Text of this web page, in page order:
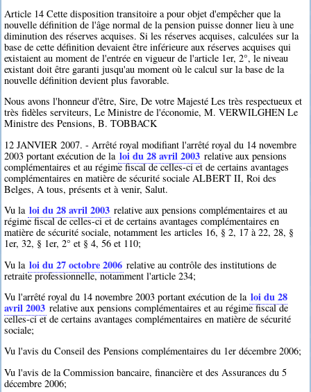
Article 14 Cette disposition transitoire a pour objet d'empêcher que la
nouvelle définition de l'âge normal de la pension puisse donner lieu à une
diminution des réserves acquises. Si les réserves acquises, calculées sur la
base de cette définition devaient être inférieure aux réserves acquises qui
existaient au moment de l'entrée en vigueur de l'article 1er, 2°, le niveau
existant doit être garanti jusqu'au moment où le calcul sur la base de la
nouvelle définition devient plus favorable.
Nous avons l'honneur d'être, Sire, De votre Majesté Les très respectueux et
très fidèles serviteurs, Le Ministre de l'économie, M. VERWILGHEN Le
Ministre des Pensions, B. TOBBACK
12 JANVIER 2007. - Arrêté royal modifiant l'arrêté royal du 14 novembre
2003 portant exécution de la loi du 28 avril 2003 relative aux pensions
complémentaires et au régime fiscal de celles-ci et de certains avantages
complémentaires en matière de sécurité sociale ALBERT II, Roi des
Belges, A tous, présents et à venir, Salut.
Vu la loi du 28 avril 2003 relative aux pensions complémentaires et au
régime fiscal de celles-ci et de certains avantages complémentaires en
matière de sécurité sociale, notamment les articles 16, § 2, 17 à 22, 28, §
1er, 32, § 1er, 2° et § 4, 56 et 110;
Vu la loi du 27 octobre 2006 relative au contrôle des institutions de
retraite professionnelle, notamment l'article 234;
Vu l'arrêté royal du 14 novembre 2003 portant exécution de la loi du 28
avril 2003 relative aux pensions complémentaires et au régime fiscal de
celles-ci et de certains avantages complémentaires en matière de sécurité
sociale;
Vu l'avis du Conseil des Pensions complémentaires du 1er décembre 2006;
Vu l'avis de la Commission bancaire, financière et des Assurances du 5
décembre 2006;